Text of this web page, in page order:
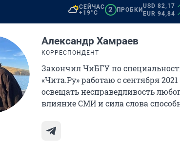
СЕЙЧАС
+19°C
2 ПРОБКИ
USD 82,17
EUR 94,84
Александр Хамраев
КОРРЕСПОНДЕНТ
Закончил ЧиБГУ по
«Чита.Ру» работаю с сентября
освещать несправедливость
влияние СМИ и сила слова